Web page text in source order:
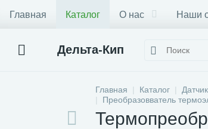
Главная Каталог О нас Наши
Дельта-Кип
Главная Каталог
Преобразовватель